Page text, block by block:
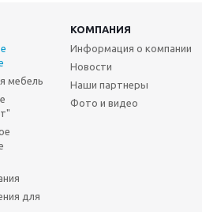
КОМПАНИЯ
мебель
для
Информация о компании
Новости
Наши партнеры
Фото и видео